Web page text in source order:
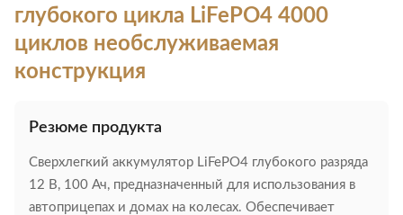
глубокого цикла LiFePO4 4000
циклов необслуживаемая
конструкция
Резюме продукта
Сверхлегкий аккумулятор LiFePO4 глубокого разряда
12 В, 100 Ач, предназначенный для использования в
автоприцепах и домах на колесах. Обеспечивает